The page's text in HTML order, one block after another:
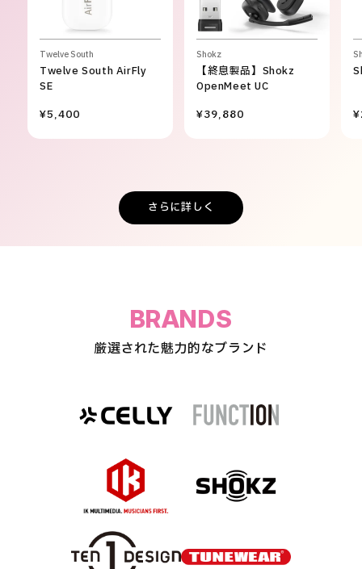
Twelve South
Twelve South AirFly
SE
¥5,400
Shokz
【終息製品】Shokz
OpenMeet UC
¥39,880
さらに詳しく
BRANDS
厳選された魅力的なブランド